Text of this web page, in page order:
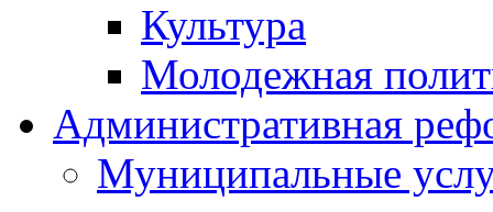
Культура
Молодежная
Административная
Муниципальные